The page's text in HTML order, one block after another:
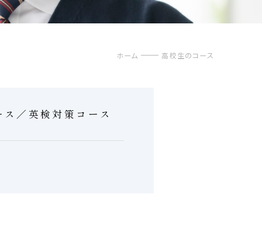
ホーム 高校生のコース
／英検対策コース